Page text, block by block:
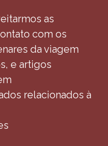
as
com os
da viagem
e artigos
relacionados à